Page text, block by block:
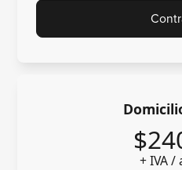
+ IVA /